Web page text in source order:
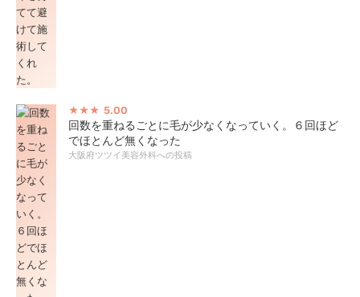
5.00
回数を重ねるごとに毛が少なくなっていく。６回ほど
でほとんど無くなった
大阪府ツツイ美容外科への投稿